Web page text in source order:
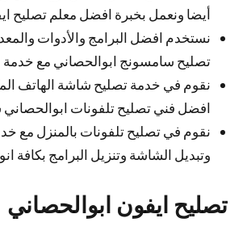
أيضا ونعمل بخبرة افضل معلم تصليح
نستخدم افضل البرامج والأدوات
تصليح سامسونج ابوالحصاني مع خدمة
نقوم في خدمة تصليح شاشة الهاتف
افضل فني تصليح تلفونات
نقوم في تصليح تلفونات بالمنزل مع
وتبديل الشاشة وتنزيل البرامج بكافة
تصليح ايفون ابوالحصاني